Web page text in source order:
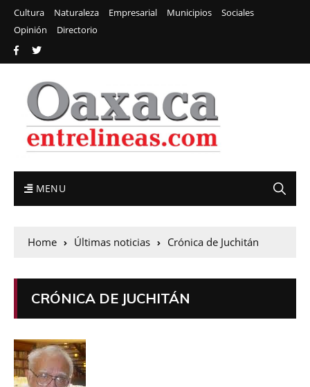
Cultura Naturaleza Empresarial Municipios
Sociales
Opinión
Directorio
MENU
Home Últimas noticias Crónica de Juchitán
CRÓNICA DE JUCHITÁN